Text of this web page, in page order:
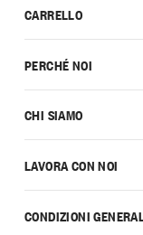
CARRELLO
PERCHÉ NOI
CHI SIAMO
LAVORA CON NOI
CONDIZIONI